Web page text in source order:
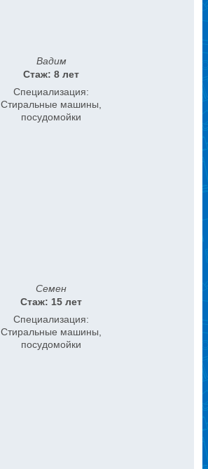
Вадим
Стаж: 8 лет
Специализация:
Стиральные машины,
посудомойки
Семен
Стаж: 15 лет
Специализация:
Стиральные машины,
посудомойки